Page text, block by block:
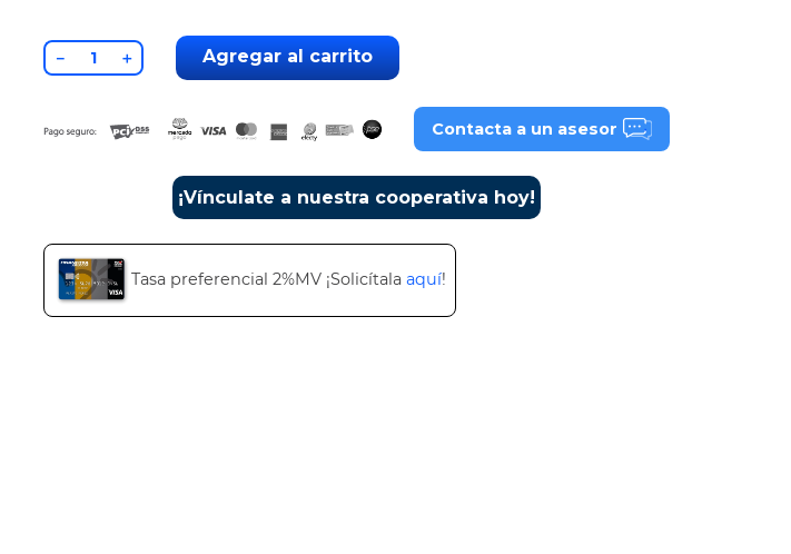
＋
－ Agregar al carrito
Contacta a un asesor
¡Vínculate a nuestra cooperativa hoy!
Tasa preferencial 2%MV ¡Solicítala aquí!